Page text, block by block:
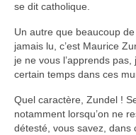
se dit catholique.
Un autre que beaucoup
jamais lu, c’est Maurice
je ne vous l’apprends
certain temps dans ces
Quel caractère, Zundel !
notamment lorsqu’on ne
détesté, vous savez, dans